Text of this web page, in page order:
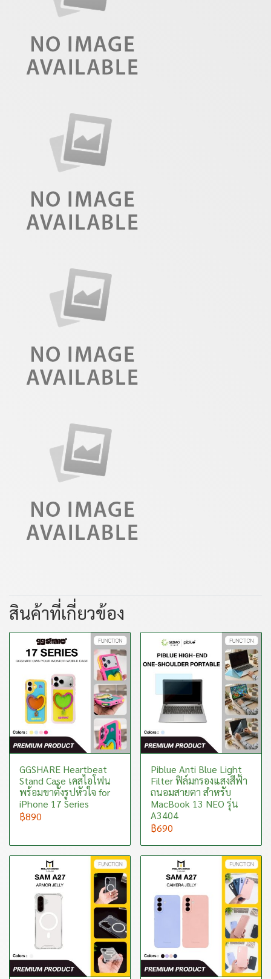
สินค้าที่เกี่ยวข้อง
GGSHARE Heartbeat
Stand Case เคสไอโฟน
พร้อมขาตั้งรูปหัวใจ for
iPhone 17 Series
฿890
Piblue Anti Blue Light
Filter ฟิล์มกรองแสงสีฟ้า
ถนอมสายตา สำหรับ
MacBook 13 NEO รุ่น
A3404
฿690